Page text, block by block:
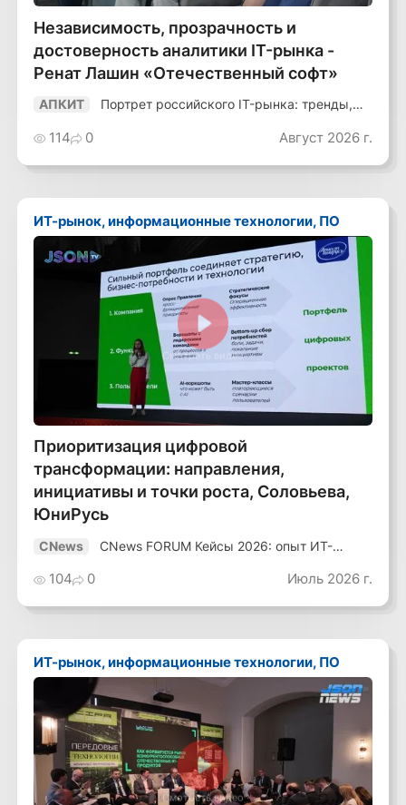
Независимость, прозрачность и
достоверность аналитики IT-рынка -
Ренат Лашин «Отечественный софт»
АПКИТ
Портрет российского IT-рынка: тренды,
114 0 Август 2026 г.
ИТ-рынок, информационные технологии, ПО
Смотреть видео
Приоритизация цифровой
трансформации: направления,
инициативы и точки роста, Соловьева,
ЮниРусь
CNews
CNews FORUM Кейсы 2026: опыт ИТ-
104 0 Июль 2026 г.
ИТ-рынок, информационные технологии, ПО
Смотреть видео